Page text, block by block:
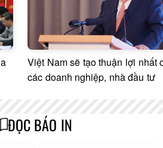
Việt Nam sẽ tạo thuận lợi nhất
các doanh nghiệp, nhà đầu tư
ĐỌC BÁO IN